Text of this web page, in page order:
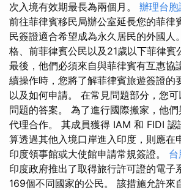
次入境有效期最長為兩個月。 辦理台胞
前往菲律賓移民局辦公室延長您的菲律
民簽證適合希望成為永久居民的外國人
格、前菲律賓公民以及21歲以下菲律賓
最後，他們必須來自與菲律賓有互惠協
續操作時，您將了解菲律賓旅遊簽證的
以及如何申請。 在常見問題部分，您
問題的答案。 為了進行國際搬家，他
代理合作。 其成員獲得 IAM 和 FIDI
算透過其他入境口岸進入印度，則應在
印度領事館或大使館申請常規簽證。 台
印度政府推出了取得旅行許可證的電子
169個不同國家的公民。 該措施允許來